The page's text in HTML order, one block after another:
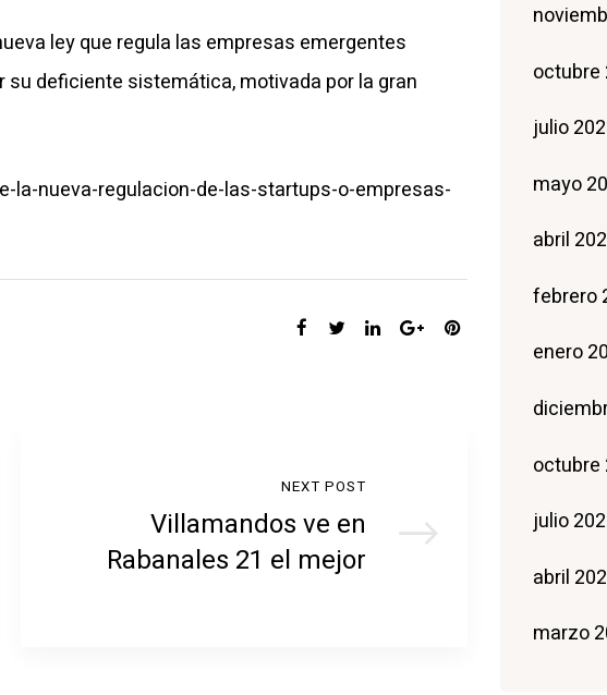
ley que regula las empresas emergentes
su deficiente sistemática, motivada por la gran
nueva-regulacion-de-las-startups-o-empresas-
SHARE:
NEXT POST
Villamandos ve en
Rabanales 21 el mejor
octubre
julio
mayo
abril
febrero
enero
octubre
julio
abril
marzo